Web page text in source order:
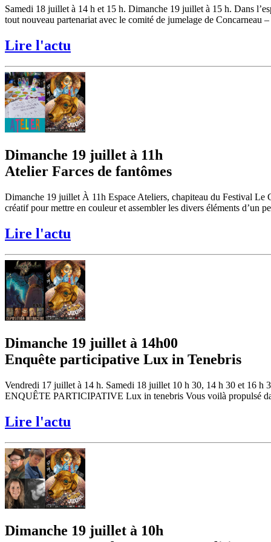
Samedi 18 juillet à 14 h et 15 h. Dimanche 19 juillet à 15 h. Dans
tout nouveau partenariat avec le comité de jumelage de
Lire l'actu
Dimanche 19 juillet à 11h
Atelier Farces de fantômes
Dimanche 19 juillet À 11h Espace Ateliers, chapiteau du Festival
créatif pour mettre en couleur et assembler les divers éléments d’un
Lire l'actu
Dimanche 19 juillet à 14h00
Enquête participative Lux in Tenebris
Vendredi 17 juillet à 14 h. Samedi 18 juillet 10 h 30, 14 h 30 et 16
ENQUÊTE PARTICIPATIVE Lux in tenebris Vous voilà propulsé
Lire l'actu
Dimanche 19 juillet à 10h